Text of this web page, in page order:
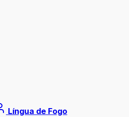
Língua de Fogo